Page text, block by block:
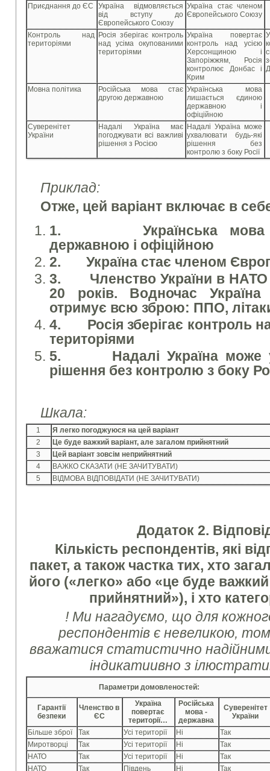
Приєднання до ЄС
Україна відмовляється
від вступу до
Європейського Союзу
Україна стає членом
Європейського Союзу
Контроль над
територіями
Росія зберігає контроль
над усіма окупованими
територіями
Україна повертає
контроль над усією
Херсонщиною і
Запоріжжям, Росія
контролює Донбас і
Крим
Мовна політика
Російська мова стає
другою державною
Українська мова
лишається єдиною
державною і
офіційною
Суверенітет
України
Надалі Україна має
погоджувати всі важливі
рішення з Росією
Надалі Україна може
ухвалювати будь-які
рішення без
контролю з боку Росії
Приклад:
Отже, цей варіант включає в
1.Українська
державною і офіційною
2.Україна стає членом
3. Членство України в НАТО
20 років. Водночас
отримує всю зброю: ППО,
4. Росія зберігає контроль
територіями
5. Надалі Україна може
рішення без контролю з боку
Шкала:
1
Я легко погоджуюся на цей варіант
2
Це буде важкий варіант, але загалом прийнятний
3
Цей варіант зовсім неприйнятний
4
ВАЖКО СКАЗАТИ (НЕ ЗАЧИТУВАТИ)
5
ВІДМОВА ВІДПОВІДАТИ (НЕ ЗАЧИТУВАТИ)
Додаток 2.
Кількість респондентів, які
пакет, а також частка тих, хто
його («легко» або «це буде
прийнятний»), і хто
! Ми нагадуємо, що для
респондентів є невеликою,
вважатися статистично
індикатиивно з
Параметри домовленостей:
Гарантії
безпеки
Членство в
ЄС
Україна
повертає
території…
Російська
мова -
державна
Суверенітет
України
Більше зброї
Так Усі території Ні
Так
Миротворці
Так Усі території Ні
Так
НАТО
Так Усі території Ні
Так
НАТО
Так Південь Ні Так